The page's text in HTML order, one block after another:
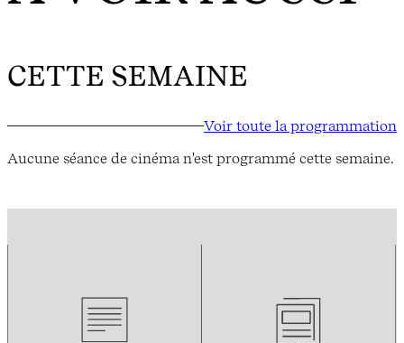
CETTE SEMAINE
Voir toute la programmation
Aucune séance de cinéma n'est programmé cette semaine.